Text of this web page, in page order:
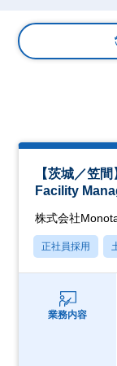
【茨城／笠
Facility
株式会社
正社員採用
業務内容